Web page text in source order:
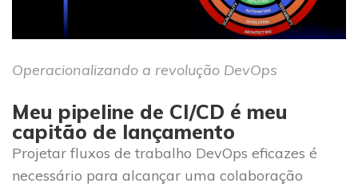
Operacionalizando a revolução DevOps
Meu pipeline de CI/CD é meu
capitão de lançamento
Projetar fluxos de trabalho DevOps eficazes é
necessário para alcançar uma colaboração